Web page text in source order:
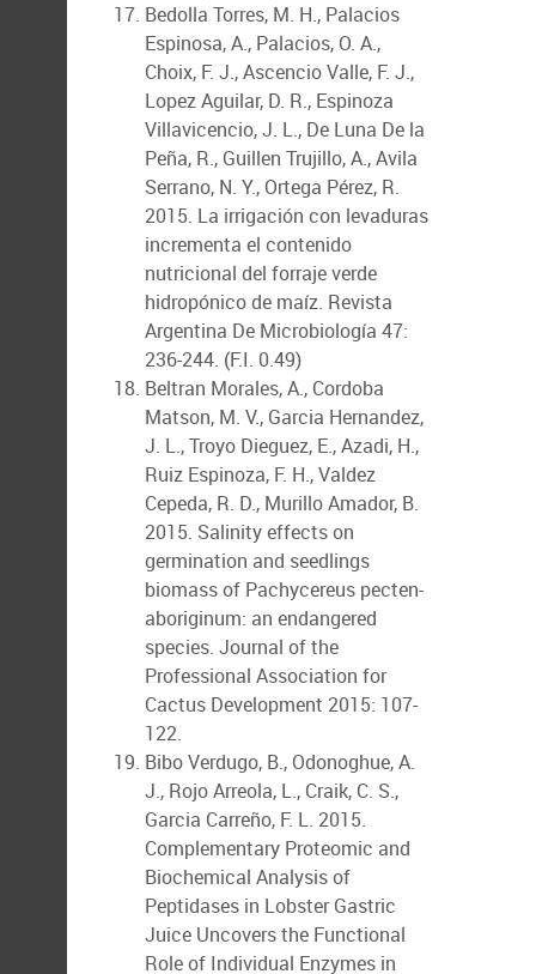
Bedolla Torres, M. H., Palacios
Espinosa, A., Palacios, O. A.,
Choix, F. J., Ascencio Valle, F. J.,
Lopez Aguilar, D. R., Espinoza
Villavicencio, J. L., De Luna De la
Peña, R., Guillen Trujillo, A., Avila
Serrano, N. Y., Ortega Pérez, R.
2015. La irrigación con levaduras
incrementa el contenido
nutricional del forraje verde
hidropónico de maíz. Revista
Argentina De Microbiología 47:
236-244. (F.I. 0.49)
Beltran Morales, A., Cordoba
Matson, M. V., Garcia Hernandez,
J. L., Troyo Dieguez, E., Azadi, H.,
Ruiz Espinoza, F. H., Valdez
Cepeda, R. D., Murillo Amador, B.
2015. Salinity effects on
germination and seedlings
biomass of Pachycereus pecten-
aboriginum: an endangered
species. Journal of the
Professional Association for
Cactus Development 2015: 107-
122.
Bibo Verdugo, B., Odonoghue, A.
J., Rojo Arreola, L., Craik, C. S.,
Garcia Carreño, F. L. 2015.
Complementary Proteomic and
Biochemical Analysis of
Peptidases in Lobster Gastric
Juice Uncovers the Functional
Role of Individual Enzymes in